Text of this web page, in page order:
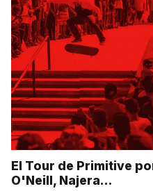
El Tour de Primitive
O'Neill, Najera...